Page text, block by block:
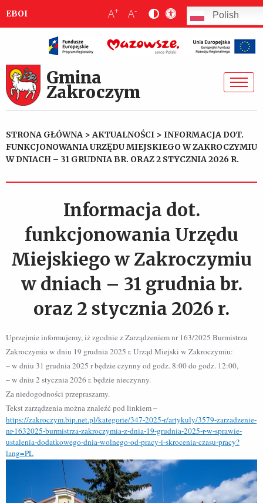
EBOI A+ A- Polish
Gmina
Zakroczym
STRONA GŁÓWNA >AKTUALNOŚCI > INFORMACJA DOT.
FUNKCJONOWANIA URZĘDU MIEJSKIEGO W ZAKROCZYMIU
W DNIACH – 31 GRUDNIA BR. ORAZ 2 STYCZNIA 2026 R.
Informacja dot.
funkcjonowania Urzędu
Miejskiego w Zakroczymiu
w dniach – 31 grudnia br.
oraz 2 stycznia 2026 r.
Uprzejmie informujemy, iż zgodnie z Zarządzeniem nr 163/2025 Burmistrza
Zakroczymia w dniu 19 grudnia 2025 r. Urząd Miejski w Zakroczymiu:
– w dniu 31 grudnia 2025 r będzie czynny od godz. 8:00 do godz. 12:00,
– w dniu 2 stycznia 2026 r. będzie nieczynny.
Za niedogodności przepraszamy.
Tekst zarządzenia można znaleźć pod linkiem –
https://zakroczym.bip.net.pl/kategorie/347-2025-r/artykuly/3579-zarzadzenie-
nr-1632025-burmistrza-zakroczymia-z-dnia-19-grudnia-2025-r-w-sprawie-
ustalenia-dodatkowego-dnia-wolnego-od-pracy-i-skrocenia-czasu-pracy?
lang=PL